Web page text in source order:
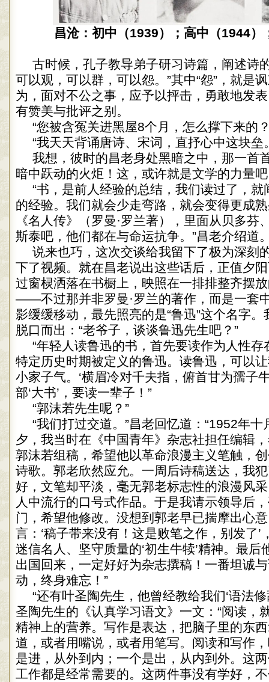
昌沧：初中（1939）；高中（1944）
古时候，孔子教导弟子研习诗篇，阐述诗
可以观，可以群，可以怨。”其中“怨”，就是
为，面对不公之事，应予以抨击，勇敢地发
有赞美与批评之别。
“您被含冤关进黑屋8个月，怎么撑下来的
“我天天背诵唐诗、宋词，直抒心中这块垒
我想，彼时的昌老身处黑暗之中，那一首
暗中跃动的火炬！这，或许就是文学的力量
“书，是前人经验的总结，我们读过了，
的经验。我们就会少走弯路，就会变得更成
《名人传》（罗曼·罗兰著），里面从贝多芬
斯泰吧，他们都在与命运抗争。”昌老介绍道
说来也巧，这次交谈给我留下了极为深刻
下了视频。就在昌老说出这些话后，正值夕
过窗棂洒落在书橱上，映照在一排排整齐摆
——不过那并非罗曼·罗兰的著作，而是一套
影缓缓移动，最先照亮的是“鲁迅”这个名字
脱口而出：“老爷子，谈谈鲁迅先生吧？”
“年轻人读鲁迅的书，首先要读作为人性
特定历史时期被定义的鲁迅。读鲁迅，可以
小家子气。‘横眉冷对千夫指，俯首甘为孺子
部‘大书’，要读一辈子！”
“郭沫若先生呢？”
“我们打过交道。”昌老回忆道：“1952年
夕，我当时在《中国青年》杂志社担任编辑
郭沫若组稿，希望他以革命浪漫主义笔触，
诗歌。郭老欣然应允。一周后诗稿送达，我
好，文笔却平淡，毫无郭老标志性的浪漫风
人中流行的口号式作品。于是我请示领导后
门，希望他修改。没想到郭老早已揣摩出心
言：‘稿子带来没有！这是败笔之作，别发了’
迷信名人、坚守质量的‘初生牛犊’精神。最后
出国回来，一定好好为杂志撰稿！一番坦诚
动，终身难忘！”
“还有叶圣陶先生，他曾经教给我们‘语法修
圣陶先生的《认真学习语文》一文：“阅读，
精神上的营养。写作是表达，把脑子里的东
道，或者用嘴说，或者用笔写。阅读和写作
是进，从外到内；一个是出，从内到外。这
工作都是经常需要的。这两件事没有学好，